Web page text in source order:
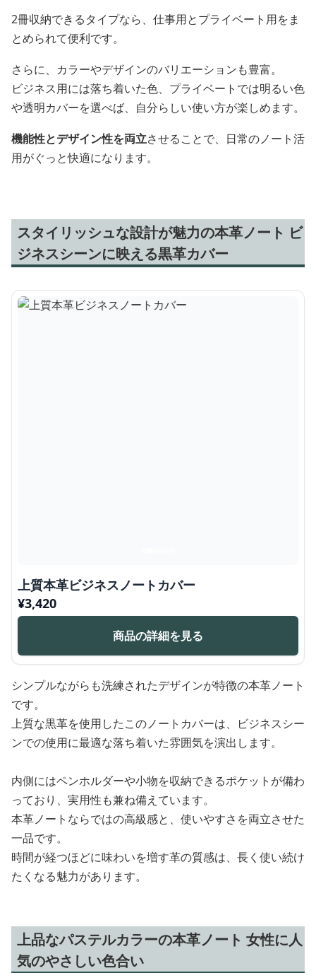
2冊収納できるタイプなら、仕事用とプライベート用をま
とめられて便利です。
さらに、カラーやデザインのバリエーションも豊富。
ビジネス用には落ち着いた色、プライベートでは明るい色
や透明カバーを選べば、自分らしい使い方が楽しめます。
機能性とデザイン性を両立させることで、日常のノート活
用がぐっと快適になります。
スタイリッシュな設計が魅力の本革ノート ビ
ジネスシーンに映える黒革カバー
上質本革ビジネスノートカバー
¥3,420
商品の詳細を見る
シンプルながらも洗練されたデザインが特徴の本革ノート
です。
上質な黒革を使用したこのノートカバーは、ビジネスシー
ンでの使用に最適な落ち着いた雰囲気を演出します。
内側にはペンホルダーや小物を収納できるポケットが備わ
っており、実用性も兼ね備えています。
本革ノートならではの高級感と、使いやすさを両立させた
一品です。
時間が経つほどに味わいを増す革の質感は、長く使い続け
たくなる魅力があります。
上品なパステルカラーの本革ノート 女性に人
気のやさしい色合い